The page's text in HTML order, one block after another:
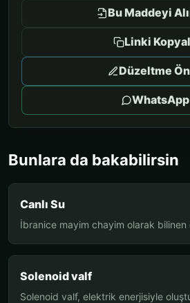
Bu Maddeyi
Linki
Düzeltme
WhatsApp
Bunlara da bakabilirsin
Canlı Su
İbranice mayim chayim olarak bilinen
Solenoid valf
Solenoid valf, elektrik enerjisiyle